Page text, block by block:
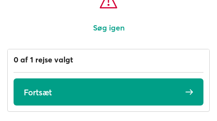
Søg igen
0 af 1 rejse valgt
Fortsæt